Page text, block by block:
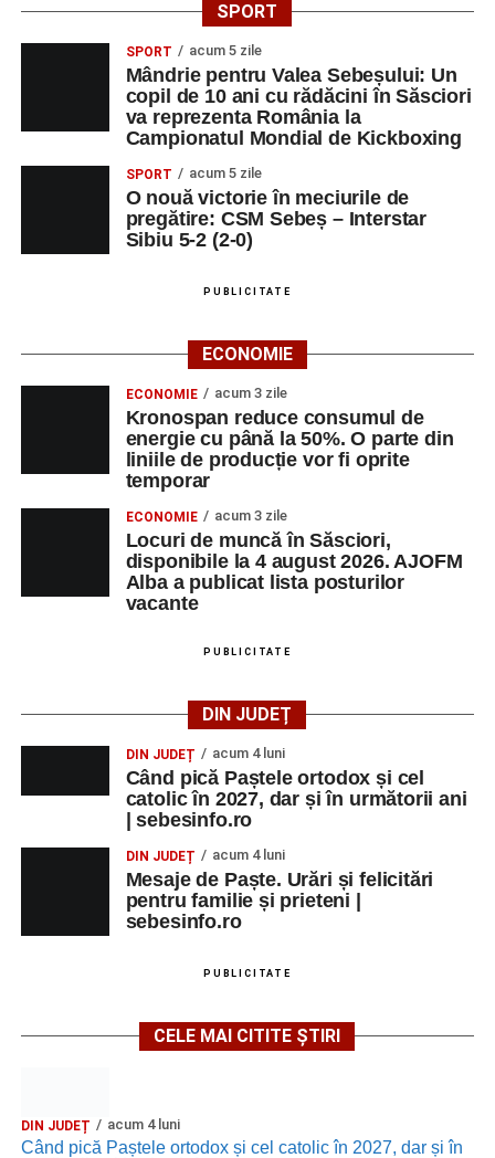
SPORT
SPORT acum 5 zile
Mândrie pentru Valea Sebeșului: Un
copil de 10 ani cu rădăcini în Săsciori
va reprezenta România la
Campionatul Mondial de Kickboxing
SPORT acum 5 zile
O nouă victorie în meciurile de
pregătire: CSM Sebeș – Interstar
Sibiu 5-2 (2-0)
PUBLICITATE
ECONOMIE
ECONOMIE acum 3 zile
Kronospan reduce consumul de
energie cu până la 50%. O parte din
liniile de producție vor fi oprite
temporar
ECONOMIE acum 3 zile
Locuri de muncă în Săsciori,
disponibile la 4 august 2026. AJOFM
Alba a publicat lista posturilor
vacante
PUBLICITATE
DIN JUDEȚ
DIN JUDEȚ acum 4 luni
Când pică Paștele ortodox și cel
catolic în 2027, dar și în următorii ani
| sebesinfo.ro
DIN JUDEȚ acum 4 luni
Mesaje de Paște. Urări și felicitări
pentru familie și prieteni |
sebesinfo.ro
PUBLICITATE
CELE MAI CITITE ȘTIRI
DIN JUDEȚ acum 4 luni
Când pică Paștele ortodox și cel catolic în 2027, dar și în